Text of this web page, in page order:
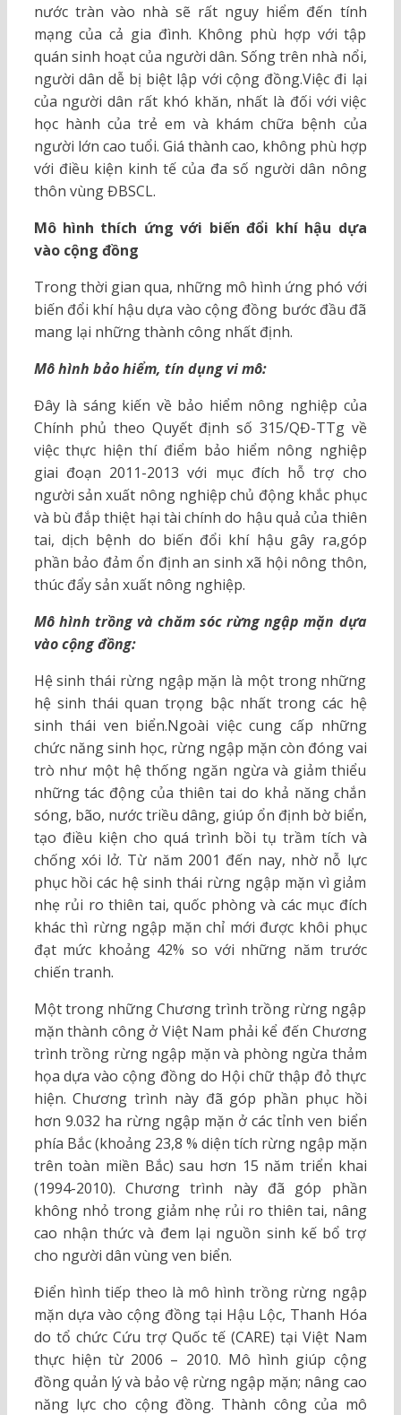
nước tràn vào nhà sẽ rất nguy hiểm đến tính
mạng của cả gia đình. Không phù hợp với tập
quán sinh hoạt của người dân. Sống trên nhà nổi,
người dân dễ bị biệt lập với cộng đồng.Việc đi lại
của người dân rất khó khăn, nhất là đối với việc
học hành của trẻ em và khám chữa bệnh của
người lớn cao tuổi. Giá thành cao, không phù hợp
với điều kiện kinh tế của đa số người dân nông
thôn vùng ĐBSCL.
Mô hình thích ứng với biến đổi khí hậu dựa
vào cộng đồng
Trong thời gian qua, những mô hình ứng phó với
biến đổi khí hậu dựa vào cộng đồng bước đầu đã
mang lại những thành công nhất định.
Mô hình bảo hiểm, tín dụng vi mô:
Đây là sáng kiến về bảo hiểm nông nghiệp của
Chính phủ theo Quyết định số 315/QĐ-TTg về
việc thực hiện thí điểm bảo hiểm nông nghiệp
giai đoạn 2011-2013 với mục đích hỗ trợ cho
người sản xuất nông nghiệp chủ động khắc phục
và bù đắp thiệt hại tài chính do hậu quả của thiên
tai, dịch bệnh do biến đổi khí hậu gây ra,góp
phần bảo đảm ổn định an sinh xã hội nông thôn,
thúc đẩy sản xuất nông nghiệp.
Mô hình trồng và chăm sóc rừng ngập mặn dựa
vào cộng đồng:
Hệ sinh thái rừng ngập mặn là một trong những
hệ sinh thái quan trọng bậc nhất trong các hệ
sinh thái ven biển.Ngoài việc cung cấp những
chức năng sinh học, rừng ngập mặn còn đóng vai
trò như một hệ thống ngăn ngừa và giảm thiểu
những tác động của thiên tai do khả năng chắn
sóng, bão, nước triều dâng, giúp ổn định bờ biển,
tạo điều kiện cho quá trình bồi tụ trầm tích và
chống xói lở. Từ năm 2001 đến nay, nhờ nỗ lực
phục hồi các hệ sinh thái rừng ngập mặn vì giảm
nhẹ rủi ro thiên tai, quốc phòng và các mục đích
khác thì rừng ngập mặn chỉ mới được khôi phục
đạt mức khoảng 42% so với những năm trước
chiến tranh.
Một trong những Chương trình trồng rừng ngập
mặn thành công ở Việt Nam phải kể đến Chương
trình trồng rừng ngập mặn và phòng ngừa thảm
họa dựa vào cộng đồng do Hội chữ thập đỏ thực
hiện. Chương trình này đã góp phần phục hồi
hơn 9.032 ha rừng ngập mặn ở các tỉnh ven biển
phía Bắc (khoảng 23,8 % diện tích rừng ngập mặn
trên toàn miền Bắc) sau hơn 15 năm triển khai
(1994-2010). Chương trình này đã góp phần
không nhỏ trong giảm nhẹ rủi ro thiên tai, nâng
cao nhận thức và đem lại nguồn sinh kế bổ trợ
cho người dân vùng ven biển.
Điển hình tiếp theo là mô hình trồng rừng ngập
mặn dựa vào cộng đồng tại Hậu Lộc, Thanh Hóa
do tổ chức Cứu trợ Quốc tế (CARE) tại Việt Nam
thực hiện từ 2006 – 2010. Mô hình giúp cộng
đồng quản lý và bảo vệ rừng ngập mặn; nâng cao
năng lực cho cộng đồng. Thành công của mô